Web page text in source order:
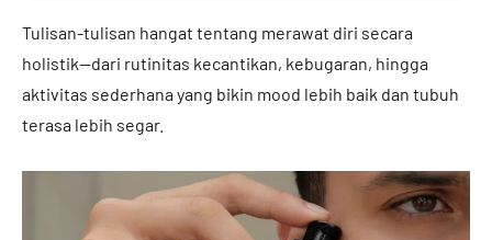
Tulisan-tulisan hangat tentang merawat diri secara
holistik—dari rutinitas kecantikan, kebugaran, hingga
aktivitas sederhana yang bikin mood lebih baik dan tubuh
terasa lebih segar.